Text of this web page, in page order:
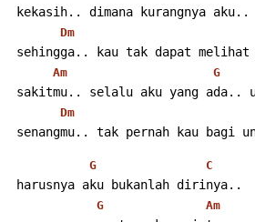
kekasih.. dimana kurangnya aku..
Dm
sehingga.. kau tak dapat
Am G
sakitmu.. selalu aku yang ada..
Dm
senangmu.. tak pernah kau bagi
G C
harusnya aku bukanlah dirinya..
G Am